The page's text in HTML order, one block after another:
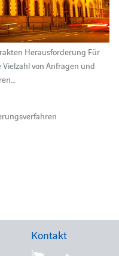
Herausforderung Für
von Anfragen und
Kontakt